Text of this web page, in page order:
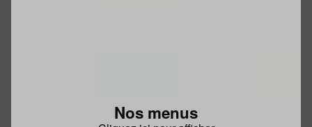
Nos menus